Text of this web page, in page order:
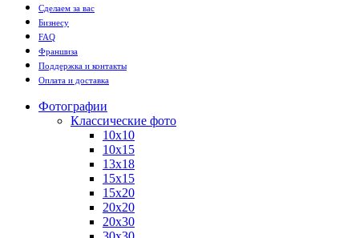
Сделаем за вас
Бизнесу
FAQ
Франшиза
Поддержка и контакты
Оплата и доставка
Фотографии
Классические фото
10х10
10х15
13х18
15х15
15х20
20х20
20х30